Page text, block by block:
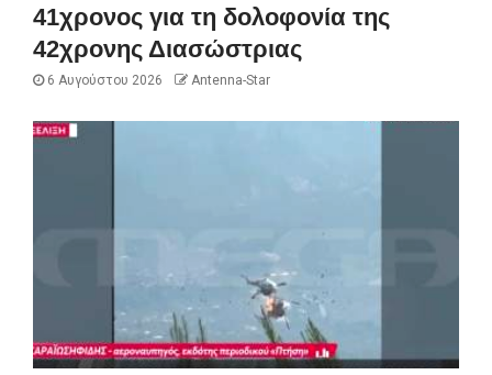
41χρονος για τη δολοφονία της
42χρονης Διασώστριας
6 Αυγούστου 2026 Antenna-Star